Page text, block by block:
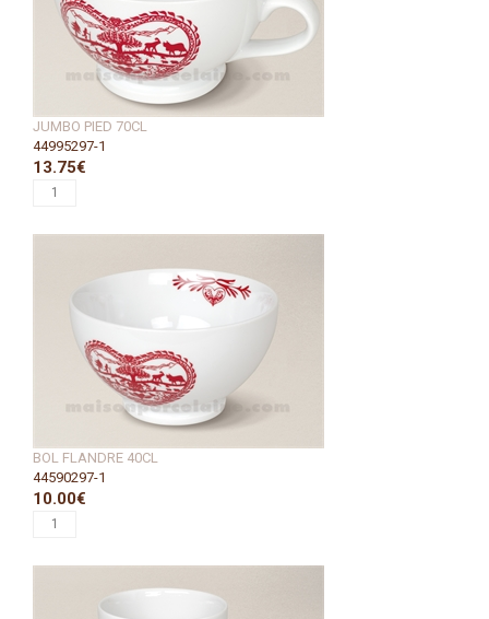
JUMBO PIED 70CL
44995297-1
13.75€
BOL FLANDRE 40CL
44590297-1
10.00€